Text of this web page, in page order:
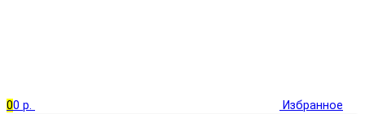
00 р. Избранное